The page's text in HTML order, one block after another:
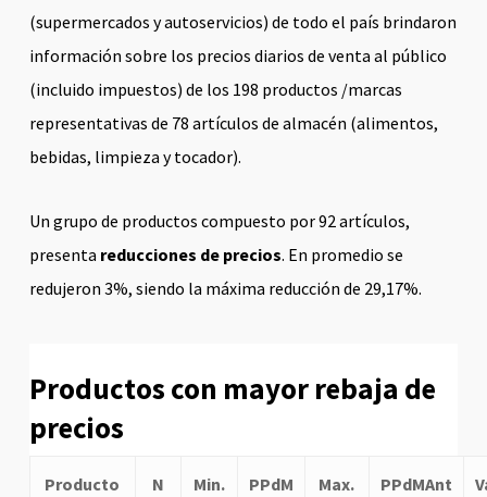
(supermercados y autoservicios) de todo el país brindaron
información sobre los precios diarios de venta al público
(incluido impuestos) de los 198 productos /marcas
representativas de 78 artículos de almacén (alimentos,
bebidas, limpieza y tocador).
Un grupo de productos compuesto por 92 artículos,
presenta reducciones de precios. En promedio se
redujeron 3%, siendo la máxima reducción de 29,17%.
Productos con mayor rebaja de
precios
Producto N Min. PPdM Max. PPdMAnt